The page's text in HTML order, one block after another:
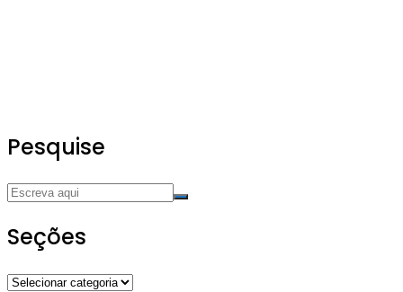
Pesquise
Seções
Seções